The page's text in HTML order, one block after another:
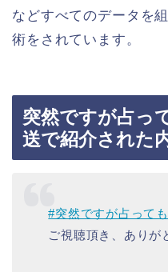
などすべてのデータを
術をされています。
突然ですが占っ
送で紹介された
#突然ですが占って
ご視聴頂き、ありが